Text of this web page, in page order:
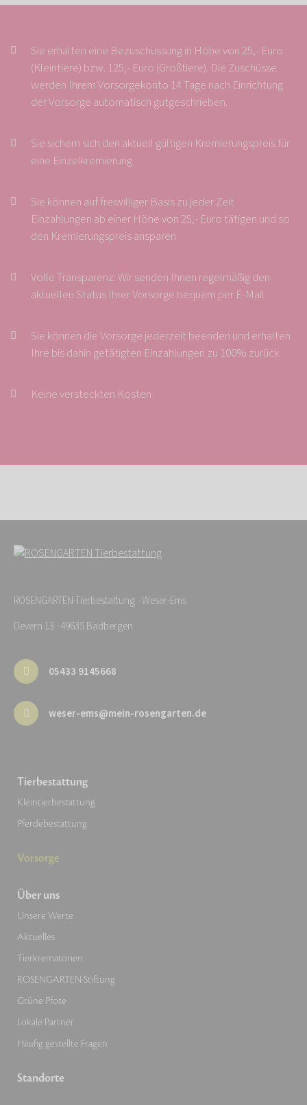
Sie erhalten eine Bezuschussung in Höhe von 25,- Euro
(Kleintiere) bzw. 125,- Euro (Großtiere). Die Zuschüsse
werden Ihrem Vorsorgekonto 14 Tage nach Einrichtung
der Vorsorge automatisch gutgeschrieben.
Sie sichern sich den aktuell gültigen Kremierungspreis für
eine Einzelkremierung
Sie können auf freiwilliger Basis zu jeder Zeit
Einzahlungen ab einer Höhe von 25,- Euro tätigen und so
den Kremierungspreis ansparen
Volle Transparenz: Wir senden Ihnen regelmäßig den
aktuellen Status Ihrer Vorsorge bequem per E-Mail
Sie können die Vorsorge jederzeit beenden und erhalten
Ihre bis dahin getätigten Einzahlungen zu 100% zurück
Keine versteckten Kosten
ROSENGARTEN-Tierbestattung - Weser-Ems
Devern 13 · 49635 Badbergen
05433 9145668
weser-ems@mein-rosengarten.de
Tierbestattung
Kleintierbestattung
Pferdebestattung
Vorsorge
Über uns
Unsere Werte
Aktuelles
Tierkrematorien
ROSENGARTEN-Stiftung
Grüne Pfote
Lokale Partner
Häufig gestellte Fragen
Standorte